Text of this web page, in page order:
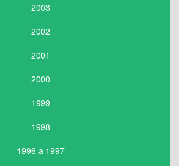
2003
2002
2001
2000
1999
1998
1996 a 1997